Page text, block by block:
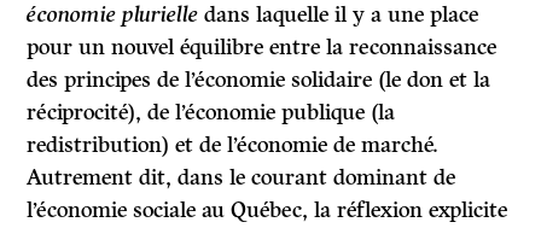
économie plurielledans laquelle il y a une place
pour un nouvel équilibre entre la reconnaissance
des principes de l’économie solidaire (le don et la
réciprocité), de l’économie publique (la
redistribution) et de l’économie de marché.
Autrement dit, dans le courant dominant de
l’économie sociale au Québec, la réflexion explicite